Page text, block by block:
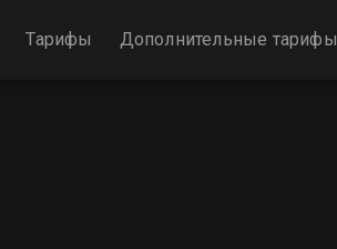
Тарифы Дополнительные тарифы